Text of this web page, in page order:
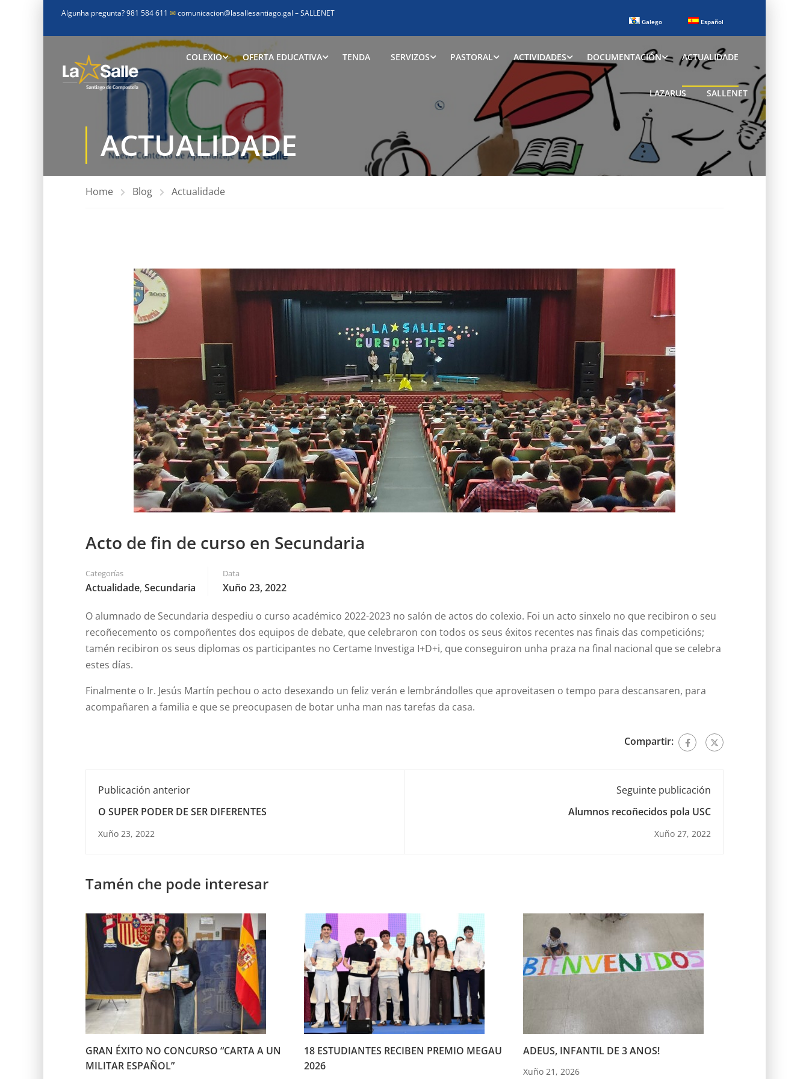
Algunha pregunta? 981 584 611 ✉comunicacion@lasallesantiago.gal –SALLENET
Galego Español
COLEXIO OFERTA EDUCATIVA TENDA SERVIZOS PASTORAL ACTIVIDADES DOCUMENTACIÓN ACTUALIDADE
LAZARUS SALLENET
ACTUALIDADE
Home Blog Actualidade
Acto de fin de curso en Secundaria
Categorías
Actualidade, Secundaria
Data
Xuño 23, 2022
O alumnado de Secundaria despediu o curso académico 2022-2023 no salón de actos do colexio. Foi un acto sinxelo no que recibiron o seu
recoñecemento os compoñentes dos equipos de debate, que celebraron con todos os seus éxitos recentes nas finais das competicións;
tamén recibiron os seus diplomas os participantes no Certame Investiga I+D+i, que conseguiron unha praza na final nacional que se celebra
estes días.
Finalmente o Ir. Jesús Martín pechou o acto desexando un feliz verán e lembrándolles que aproveitasen o tempo para descansaren, para
acompañaren a familia e que se preocupasen de botar unha man nas tarefas da casa.
Compartir:
Publicación anterior
O SUPER PODER DE SER DIFERENTES
Xuño 23, 2022
Seguinte publicación
Alumnos recoñecidos pola USC
Xuño 27, 2022
Tamén che pode interesar
GRAN ÉXITO NO CONCURSO “CARTA A UN
MILITAR ESPAÑOL”
18 ESTUDIANTES RECIBEN PREMIO MEGAU
2026
ADEUS, INFANTIL DE 3 ANOS!
Xuño 21, 2026